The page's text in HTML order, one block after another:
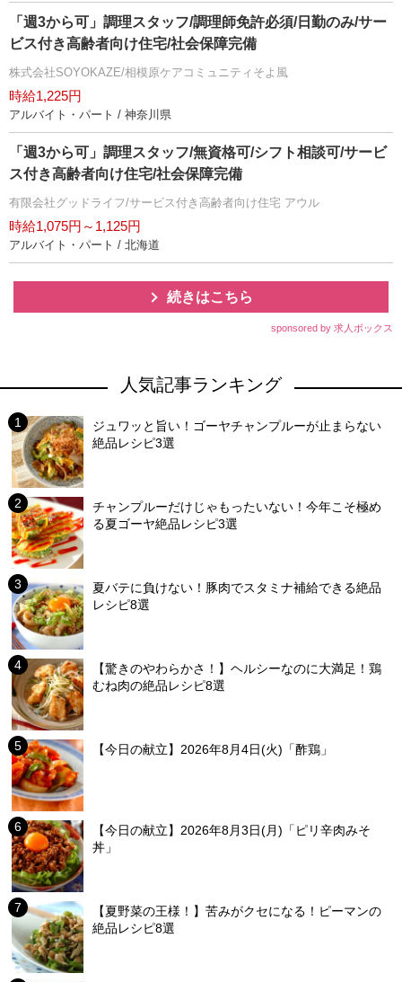
「週3から可」調理スタッフ/調理師免許必須/日勤のみ/サー
ビス付き高齢者向け住宅/社会保障完備
株式会社SOYOKAZE/相模原ケアコミュニティそよ風
時給1,225円
アルバイト・パート / 神奈川県
「週3から可」調理スタッフ/無資格可/シフト相談可/サービ
ス付き高齢者向け住宅/社会保障完備
有限会社グッドライフ/サービス付き高齢者向け住宅 アウル
時給1,075円～1,125円
アルバイト・パート / 北海道
続きはこちら
sponsored by 求人ボックス
人気記事ランキング
ジュワッと旨い！ゴーヤチャンプルーが止まらない
絶品レシピ3選
チャンプルーだけじゃもったいない！今年こそ極め
る夏ゴーヤ絶品レシピ3選
夏バテに負けない！豚肉でスタミナ補給できる絶品
レシピ8選
【驚きのやわらかさ！】ヘルシーなのに大満足！鶏
むね肉の絶品レシピ8選
【今日の献立】2026年8月4日(火)「酢鶏」
【今日の献立】2026年8月3日(月)「ピリ辛肉みそ
丼」
【夏野菜の王様！】苦みがクセになる！ピーマンの
絶品レシピ8選